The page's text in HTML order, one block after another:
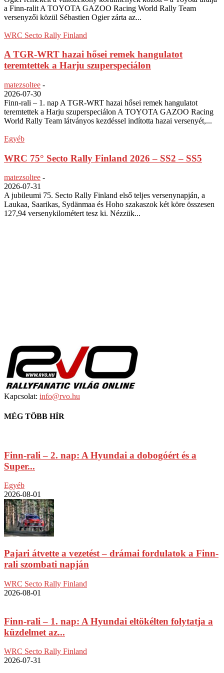
a Finn-ralit A TOYOTA GAZOO Racing World Rally Team
versenyzői közül Sébastien Ogier zárta az...
WRC Secto Rally Finland
A TGR-WRT hazai hősei remek hangulatot
teremtettek a Harju szuperspeciálon
matezsoltee -
2026-07-30
Finn-rali – 1. nap A TGR-WRT hazai hősei remek hangulatot
teremtettek a Harju szuperspeciálon A TOYOTA GAZOO Racing
World Rally Team látványos kezdéssel indította hazai versenyét,...
Egyéb
WRC 75° Secto Rally Finland 2026 – SS2 – SS5
matezsoltee -
2026-07-31
A jubileumi 75. Secto Rally Finland első teljes versenynapján, a
Laukaa, Saarikas, Sydänmaa és Hoho szakaszok két köre összesen
127,94 versenykilométert tesz ki. Nézzük...
Kapcsolat: info@rvo.hu
MÉG TÖBB HÍR
Finn-rali – 2. nap: A Hyundai a dobogóért és a
Super...
Egyéb
2026-08-01
Pajari átvette a vezetést – drámai fordulatok a Finn-
rali szombati napján
WRC Secto Rally Finland
2026-08-01
Finn-rali – 1. nap: A Hyundai eltökélten folytatja a
küzdelmet az...
WRC Secto Rally Finland
2026-07-31